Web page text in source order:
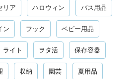
リア ハロウィン バス用品
ン フック ベビー用品
ライト ヲタ活 保存容器
収納 園芸 夏用品